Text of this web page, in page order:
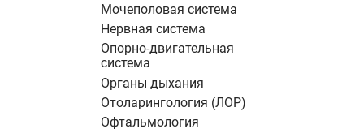
Мочеполовая система
Нервная система
Опорно-двигательная
система
Органы дыхания
Отоларингология (ЛОР)
Офтальмология